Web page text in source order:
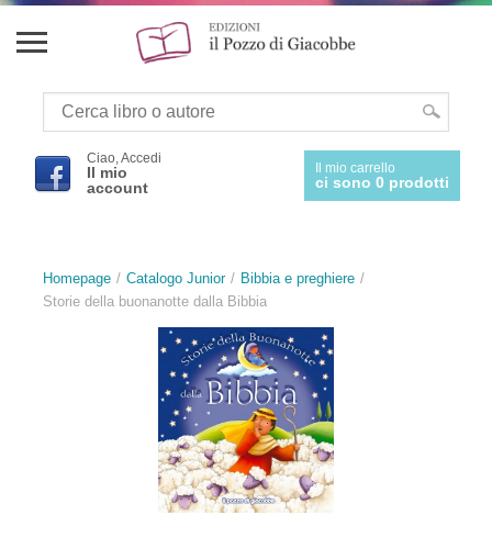
Ciao, Accedi
Il mio
account
Il mio carrello
ci sono 0 prodotti
Homepage Catalogo Junior
Bibbia e preghiere
Storie della buonanotte dalla Bibbia